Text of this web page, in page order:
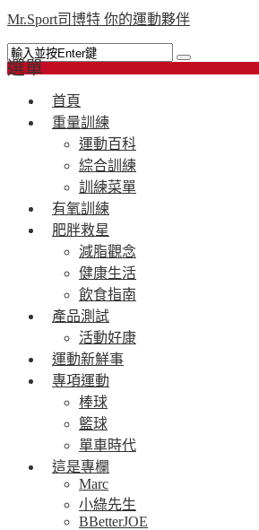
Mr.Sport司博特 你的運動夥伴
選單
首頁
重量訓練
運動百科
綜合訓練
訓練菜單
有氧訓練
肥胖救星
減脂觀念
健康生活
飲食指南
產品測試
活動好康
運動新鮮事
專項運動
棒球
籃球
單車時代
這是專欄
Marc
小綠先生
BBetterJOE